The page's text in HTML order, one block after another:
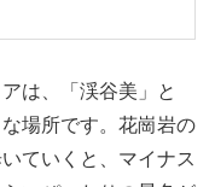
は、「渓谷美」と
場所です。花崗岩の
ていくと、マイナス